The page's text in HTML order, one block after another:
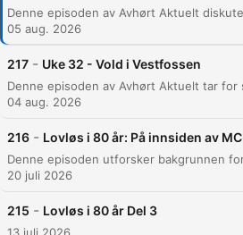
00:16:05
00:20:08
Refleksjoner
inngripen
Høydepunkter
05 aug. 2026
217 - Uke 32 - Vold i Vestfossen
04 aug. 2026
216 - Lovløs i 80 år: På innsiden av
20 juli 2026
215 - Lovløs i 80 år Del 3